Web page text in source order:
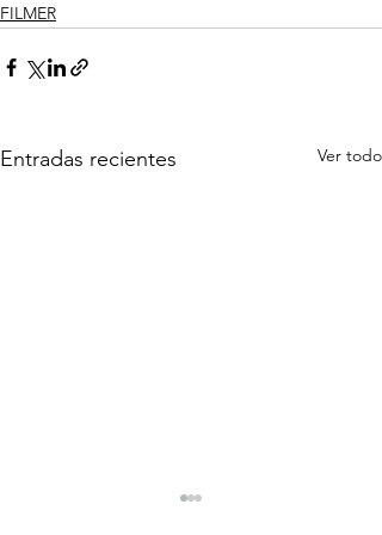
FILMER
Entradas recientes Ver todo